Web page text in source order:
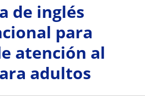
de inglés
para
atención al
adultos